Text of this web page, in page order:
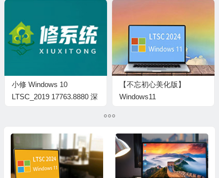
11代CPU
小修 Windows 10
LTSC_2019 17763.8880 深
【不忘初心美化版】
Windows11
(2025.3.16)